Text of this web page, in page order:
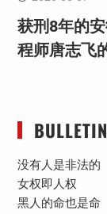
获刑8年的
程师唐志飞
没有人是非法的
女权即人权
黑人的命也是命